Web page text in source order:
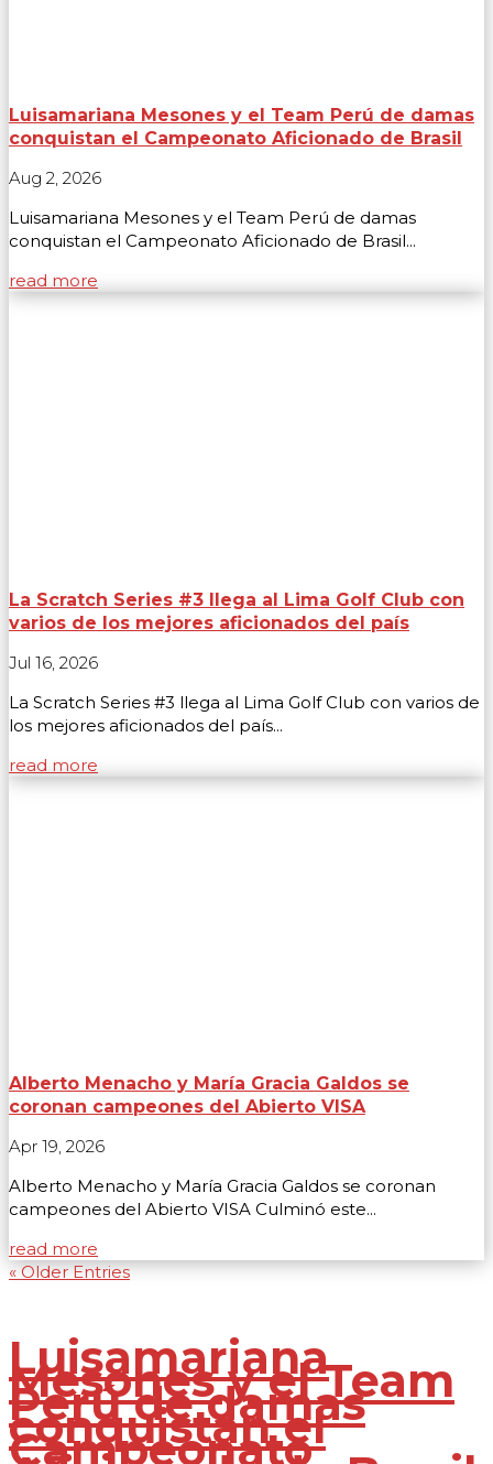
Luisamariana Mesones y el Team Perú de damas
conquistan el Campeonato Aficionado de Brasil
Aug 2, 2026
Luisamariana Mesones y el Team Perú de damas
conquistan el Campeonato Aficionado de Brasil...
read more
La Scratch Series #3 llega al Lima Golf Club con
varios de los mejores aficionados del país
Jul 16, 2026
La Scratch Series #3 llega al Lima Golf Club con varios de
los mejores aficionados del país...
read more
Alberto Menacho y María Gracia Galdos se
coronan campeones del Abierto VISA
Apr 19, 2026
Alberto Menacho y María Gracia Galdos se coronan
campeones del Abierto VISA Culminó este...
read more
« Older Entries
Luisamariana
Mesones y el Team
Perú de damas
conquistan el
Campeonato